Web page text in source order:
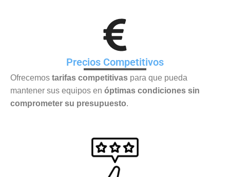
Precios Competitivos
Ofrecemos tarifas competitivas para que pueda
mantener sus equipos en óptimas condiciones sin
comprometer su presupuesto.